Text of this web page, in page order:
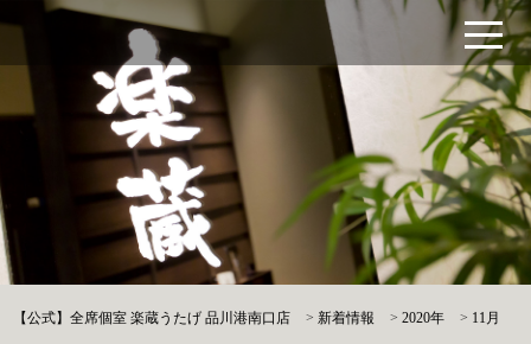
【公式】全席個室 楽蔵うたげ 品川港南口店 >新着情報 >2020年 > 11月